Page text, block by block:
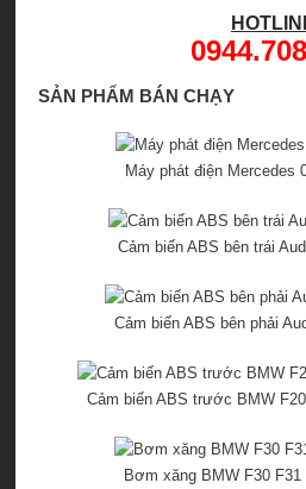
SẢN PHẨM BÁN CHẠY
Máy phát điện Mercedes
Cảm biến ABS bên trái
Cảm biến ABS bên phải
Cảm biến ABS trước BMW
Bơm xăng BMW F30 F31